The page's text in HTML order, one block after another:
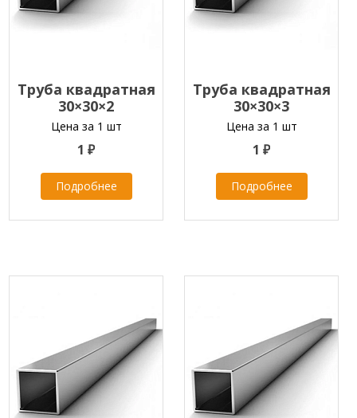
Труба квадратная
30×30×2
Цена за 1 шт
1 ₽
Подробнее
Труба квадратная
30×30×3
Цена за 1 шт
1 ₽
Подробнее